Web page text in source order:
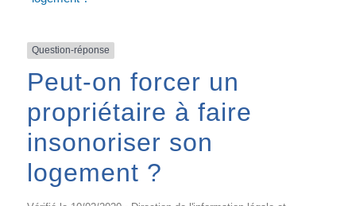
Question-réponse
Peut-on forcer un
propriétaire à faire
insonoriser son
logement ?